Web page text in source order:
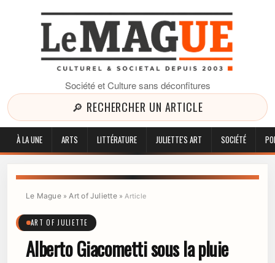
Société et Culture sans déconfitures
🔎 RECHERCHER UN ARTICLE
À LA UNE ARTS LITTÉRATURE JULIETTE'S ART SOCIÉTÉ
Le Mague»Art of Juliette »Article
ART OF JULIETTE
Alberto Giacometti sous la pluie